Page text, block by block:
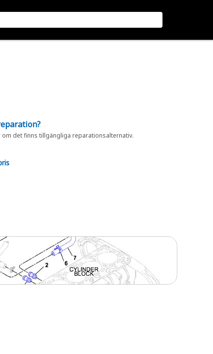
det finns tillgängliga reparationsalternativ.